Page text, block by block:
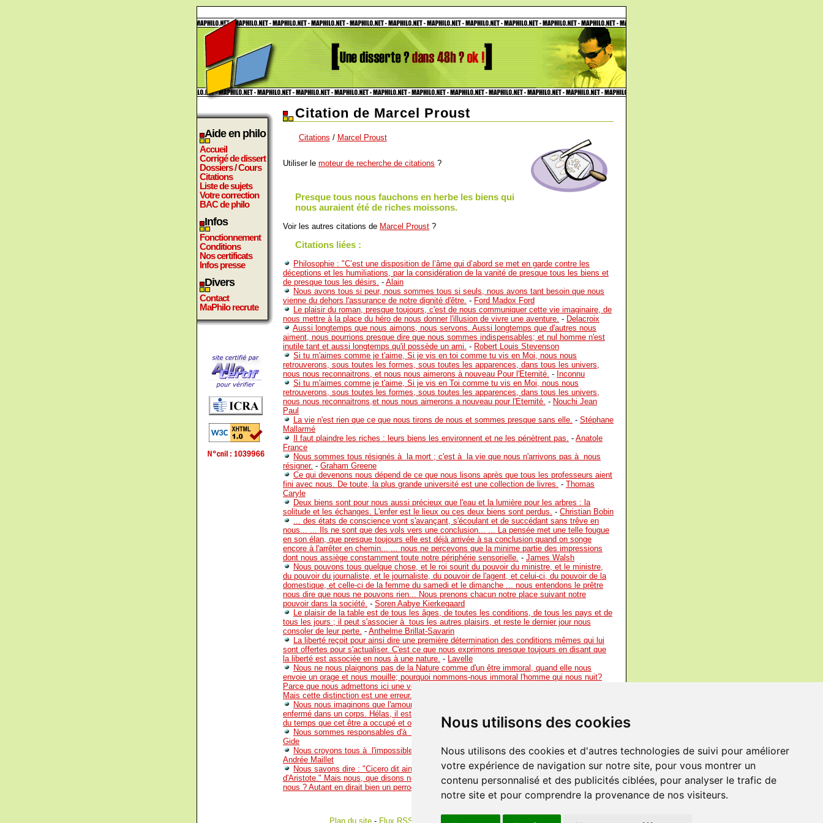
Nous utilisons des cookies
Nous utilisons des cookies et d'autres technologies de suivi pour améliorer
votre expérience de navigation sur notre site, pour vous montrer un
contenu personnalisé et des publicités ciblées, pour analyser le trafic de
notre site et pour comprendre la provenance de nos visiteurs.
Aide en philo
Accueil
Corrigé de dissert
Dossiers / Cours
Citations
Liste de sujets
Votre correction
BAC de philo
Infos
Fonctionnement
Conditions
Nos certificats
Infos presse
Divers
Contact
MaPhilo recrute
Citation de Marcel Proust
Citations / Marcel Proust
Utiliser le moteur de recherche de citations ?
Presque tous nous fauchons en herbe les biens qui
nous auraient été de riches moissons.
Voir les autres citations de Marcel Proust ?
Citations liées :
Philosophie : "C’est une disposition de l’âme qui d’abord se met en garde contre les
déceptions et les humiliations, par la considération de la vanité de presque tous les biens et
de presque tous les désirs. - Alain
Nous avons tous si peur, nous sommes tous si seuls, nous avons tant besoin que nous
vienne du dehors l'assurance de notre dignité d'être. - Ford Madox Ford
Le plaisir du roman, presque toujours, c'est de nous communiquer cette vie imaginaire, de
nous mettre à la place du héro de nous donner l'illusion de vivre une aventure. - Delacroix
Aussi longtemps que nous aimons, nous servons. Aussi longtemps que d'autres nous
aiment, nous pourrions presque dire que nous sommes indispensables; et nul homme n'est
inutile tant et aussi longtemps qu'il possède un ami. - Robert Louis Stevenson
Si tu m'aimes comme je t'aime, Si je vis en toi comme tu vis en Moi, nous nous
retrouverons, sous toutes les formes, sous toutes les apparences, dans tous les univers,
nous nous reconnaitrons, et nous nous aimerons à nouveau Pour l'Eternité. - Inconnu
Si tu m'aimes comme je t'aime, Si je vis en Toi comme tu vis en Moi, nous nous
retrouverons, sous toutes les formes, sous toutes les apparences, dans tous les univers,
nous nous reconnaitrons,et nous nous aimerons a nouveau pour l'Eternité. - Nouchi Jean
Paul
La vie n'est rien que ce que nous tirons de nous et sommes presque sans elle. - Stéphane
Mallarmé
Il faut plaindre les riches : leurs biens les environnent et ne les pénètrent pas. - Anatole
France
Nous sommes tous résignés à la mort ; c'est à la vie que nous n'arrivons pas à nous
résigner. - Graham Greene
Ce qui devenons nous dépend de ce que nous lisons après que tous les professeurs aient
fini avec nous. De toute, la plus grande université est une collection de livres. - Thomas
Caryle
Deux biens sont pour nous aussi précieux que l'eau et la lumière pour les arbres : la
solitude et les échanges. L'enfer est le lieux ou ces deux biens sont perdus. - Christian Bobin
... des états de conscience vont s'avançant, s'écoulant et de succédant sans trêve en
nous... ... Ils ne sont que des vols vers une conclusion... ... La pensée met une telle fougue
en son élan, que presque toujours elle est déjà arrivée à sa conclusion quand on songe
encore à l'arrêter en chemin... ... nous ne percevons que la minime partie des impressions
dont nous assiège constamment toute notre périphérie sensorielle. - James Walsh
Nous pouvons tous quelque chose, et le roi sourit du pouvoir du ministre, et le ministre,
du pouvoir du journaliste, et le journaliste, du pouvoir de l'agent, et celui-ci, du pouvoir de la
domestique, et celle-ci de la femme du samedi et le dimanche ... nous entendons le prêtre
nous dire que nous ne pouvons rien... Nous prenons chacun notre place suivant notre
pouvoir dans la société. - Soren Aabye Kierkegaard
Le plaisir de la table est de tous les âges, de toutes les conditions, de tous les pays et de
tous les jours ; il peut s'associer à tous les autres plaisirs, et reste le dernier jour nous
consoler de leur perte. - Anthelme Brillat-Savarin
La liberté reçoit pour ainsi dire une première détermination des conditions mêmes qui lui
sont offertes pour s'actualiser. C'est ce que nous exprimons presque toujours en disant que
la liberté est associée en nous à une nature. - Lavelle
Nous ne nous plaignons pas de la Nature comme d'un être immoral, quand elle nous
envoie un orage et nous mouille; pourquoi nommons-nous immoral l'homme qui nous nuit?
Parce que nous admettons ici une volonté libre s'exerçant arbitrairement, là une nécessité.
Mais cette distinction est une erreur.
Nous nous imaginons que l'amour a pour objet un être qui peut être couché devant nous,
enfermé dans un corps. Hélas, il est l'extension de cet être à tous les points de l'espace et
du temps que cet être a occupé et occupera.
- Marcel Proust
Nous sommes responsables d'à peu près tous les maux dont nous souffrons.
Gide
Nous croyons tous à l'impossible, sans quoi nous n'arriverions jamais à l'accomplir.-
Andrée Maillet
Nous savons dire : "Cicero dit ainsi ; voilà les meurs de Platon ; ce sont les mots mêmes
d'Aristote." Mais nous, que disons nous nous mêmes ? Que jugeons nous ? Que faisons-
nous ? Autant en dirait bien un perroquet.
Michel Eyquem de Montaigne
Plan du site- Flux RSS Gestion des cookies